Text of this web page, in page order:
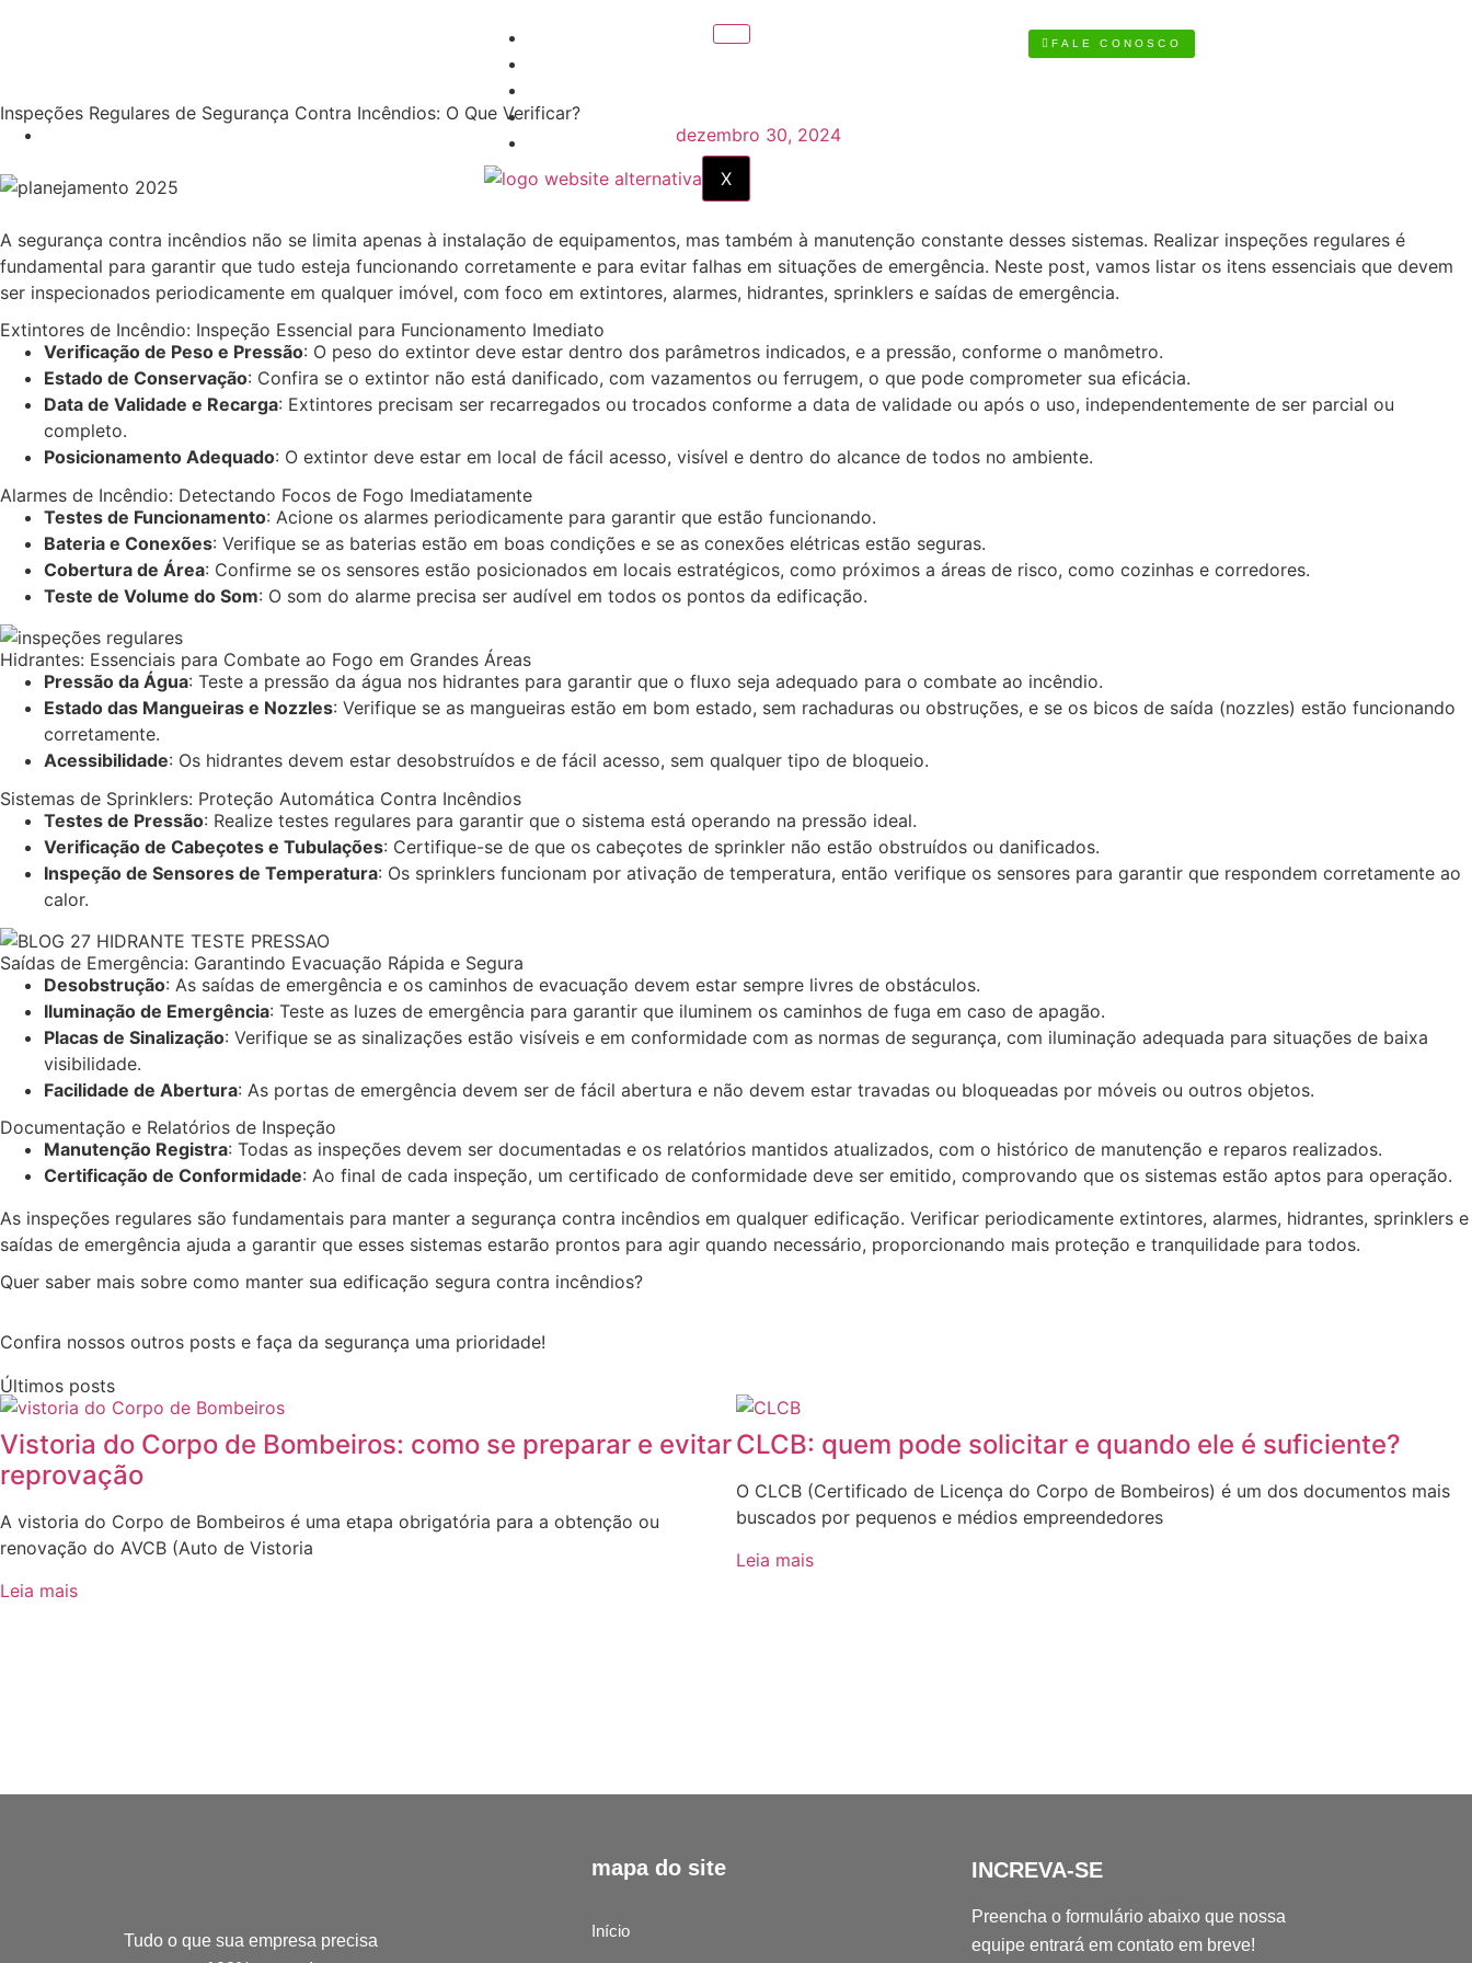
PROJETOS
X
FALE CONOSCO
Inspeções Regulares de Segurança Contra Incêndios: O Que Verificar?
dezembro 30, 2024
A segurança contra incêndios não se limita apenas à instalação de equipamentos, mas também à manutenção constante desses sistemas. Realizar inspeções regulares é
fundamental para garantir que tudo esteja funcionando corretamente e para evitar falhas em situações de emergência. Neste post, vamos listar os itens essenciais que devem
ser inspecionados periodicamente em qualquer imóvel, com foco em extintores, alarmes, hidrantes, sprinklers e saídas de emergência.
Extintores de Incêndio: Inspeção Essencial para Funcionamento Imediato
Verificação de Peso e Pressão: O peso do extintor deve estar dentro dos parâmetros indicados, e a pressão, conforme o manômetro.
Estado de Conservação: Confira se o extintor não está danificado, com vazamentos ou ferrugem, o que pode comprometer sua eficácia.
Data de Validade e Recarga: Extintores precisam ser recarregados ou trocados conforme a data de validade ou após o uso, independentemente de ser parcial ou
completo.
Posicionamento Adequado: O extintor deve estar em local de fácil acesso, visível e dentro do alcance de todos no ambiente.
Alarmes de Incêndio: Detectando Focos de Fogo Imediatamente
Testes de Funcionamento: Acione os alarmes periodicamente para garantir que estão funcionando.
Bateria e Conexões: Verifique se as baterias estão em boas condições e se as conexões elétricas estão seguras.
Cobertura de Área: Confirme se os sensores estão posicionados em locais estratégicos, como próximos a áreas de risco, como cozinhas e corredores.
Teste de Volume do Som: O som do alarme precisa ser audível em todos os pontos da edificação.
Hidrantes: Essenciais para Combate ao Fogo em Grandes Áreas
Pressão da Água: Teste a pressão da água nos hidrantes para garantir que o fluxo seja adequado para o combate ao incêndio.
Estado das Mangueiras e Nozzles: Verifique se as mangueiras estão em bom estado, sem rachaduras ou obstruções, e se os bicos de saída (nozzles) estão funcionando
corretamente.
Acessibilidade: Os hidrantes devem estar desobstruídos e de fácil acesso, sem qualquer tipo de bloqueio.
Sistemas de Sprinklers: Proteção Automática Contra Incêndios
Testes de Pressão: Realize testes regulares para garantir que o sistema está operando na pressão ideal.
Verificação de Cabeçotes e Tubulações: Certifique-se de que os cabeçotes de sprinkler não estão obstruídos ou danificados.
Inspeção de Sensores de Temperatura: Os sprinklers funcionam por ativação de temperatura, então verifique os sensores para garantir que respondem corretamente ao
calor.
Saídas de Emergência: Garantindo Evacuação Rápida e Segura
Desobstrução: As saídas de emergência e os caminhos de evacuação devem estar sempre livres de obstáculos.
Iluminação de Emergência: Teste as luzes de emergência para garantir que iluminem os caminhos de fuga em caso de apagão.
Placas de Sinalização: Verifique se as sinalizações estão visíveis e em conformidade com as normas de segurança, com iluminação adequada para situações de baixa
visibilidade.
Facilidade de Abertura: As portas de emergência devem ser de fácil abertura e não devem estar travadas ou bloqueadas por móveis ou outros objetos.
Documentação e Relatórios de Inspeção
Manutenção Registra: Todas as inspeções devem ser documentadas e os relatórios mantidos atualizados, com o histórico de manutenção e reparos realizados.
Certificação de Conformidade: Ao final de cada inspeção, um certificado de conformidade deve ser emitido, comprovando que os sistemas estão aptos para operação.
As inspeções regulares são fundamentais para manter a segurança contra incêndios em qualquer edificação. Verificar periodicamente extintores, alarmes, hidrantes, sprinklers e
saídas de emergência ajuda a garantir que esses sistemas estarão prontos para agir quando necessário, proporcionando mais proteção e tranquilidade para todos.
Quer saber mais sobre como manter sua edificação segura contra incêndios?
Confira nossos outros posts e faça da segurança uma prioridade!
Últimos posts
Vistoria do Corpo de Bombeiros: como se preparar e evitar
reprovação
A vistoria do Corpo de Bombeiros é uma etapa obrigatória para a obtenção ou
renovação do AVCB (Auto de Vistoria
Leia mais
CLCB: quem pode solicitar e quando ele é suficiente?
O CLCB (Certificado de Licença do Corpo de Bombeiros) é um dos documentos mais
buscados por pequenos e médios empreendedores
Leia mais
Tudo o que sua empresa precisa
mapa do site
Início
INCREVA-SE
Preencha o formulário abaixo que nossa
equipe entrará em contato em breve!